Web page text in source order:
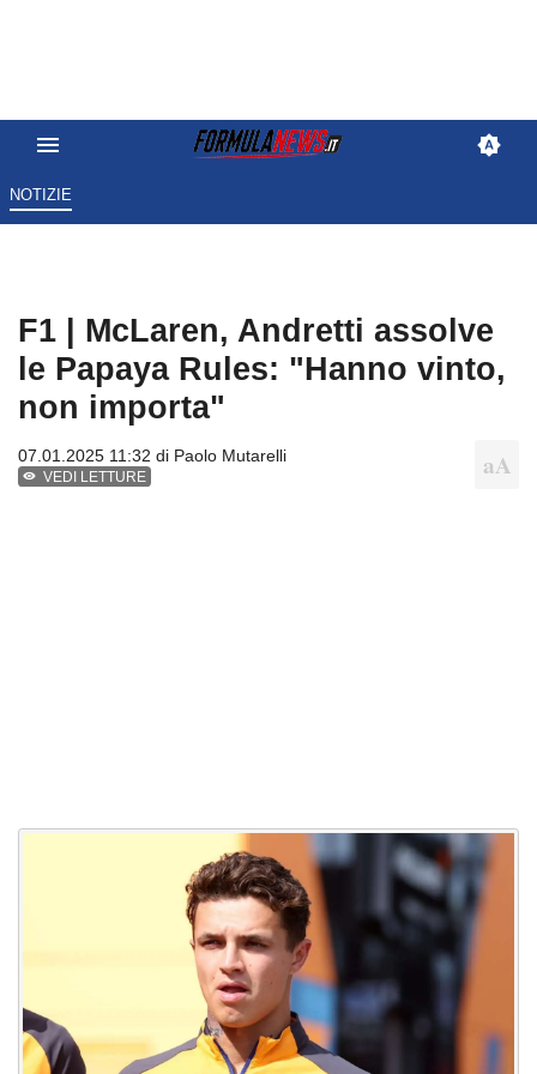
NOTIZIE
F1 | McLaren, Andretti assolve
le Papaya Rules: "Hanno vinto,
non importa"
07.01.2025 11:32 di Paolo Mutarelli
VEDI LETTURE